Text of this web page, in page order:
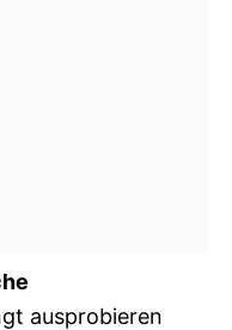
ausprobieren